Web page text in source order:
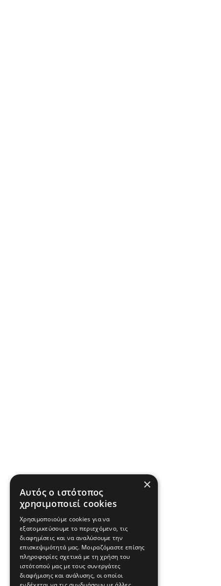
×
Αυτός ο ιστότοπος
χρησιμοποιεί cookies
Χρησιμοποιούμε cookies για να
εξατομικεύσουμε το περιεχόμενο, τις
διαφημίσεις και να αναλύσουμε την
επισκεψιμότητά μας. Μοιραζόμαστε επίσης
πληροφορίες σχετικά με τη χρήση του
ιστότοπού μας με τους συνεργάτες
διαφήμισης και ανάλυσης, οι οποίοι